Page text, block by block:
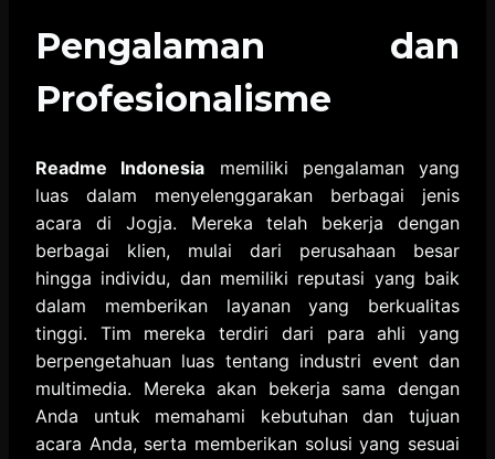
Pengalaman dan
Profesionalisme
Readme Indonesia memiliki pengalaman yang
luas dalam menyelenggarakan berbagai jenis
acara di Jogja. Mereka telah bekerja dengan
berbagai klien, mulai dari perusahaan besar
hingga individu, dan memiliki reputasi yang baik
dalam memberikan layanan yang berkualitas
tinggi. Tim mereka terdiri dari para ahli yang
berpengetahuan luas tentang industri event dan
multimedia. Mereka akan bekerja sama dengan
Anda untuk memahami kebutuhan dan tujuan
acara Anda, serta memberikan solusi yang sesuai